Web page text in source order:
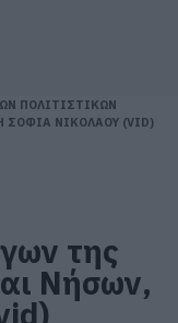
ΠΟΛΙΤΙΣΤΙΚΩΝ
ΣΟΦΙΑ ΝΙΚΟΛΑΟΥ (VID)
της
Νήσων,